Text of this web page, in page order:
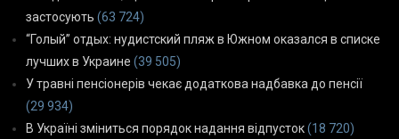
застосують (63 724)
“Голый” отдых: нудистский пляж в Южном оказался в списке
лучших в Украине (39 505)
У травні пенсіонерів чекає додаткова надбавка до пенсії
(29 934)
В Україні зміниться порядок надання відпусток(18 720)